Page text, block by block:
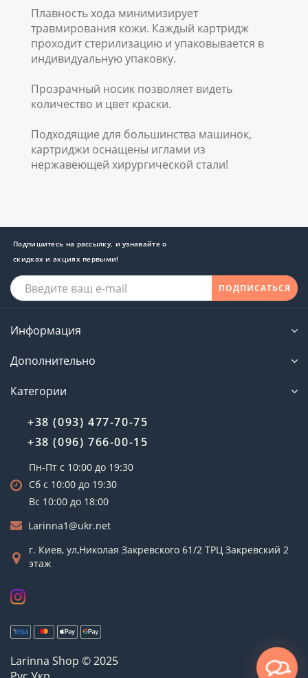
Плавность хода минимизирует
травмирования кожи. Каждый картридж
проходит стерилизацию и упаковывается в
индивидуальную упаковку.
Прозрачный носик позволяет видеть
количество и цвет краски.
Подходящие для большинства машинок,
картриджи оснащены иглами из
нержавеющей хирургической стали!
Подпишитесь на рассылку, и узнавайте о
скидках и акциях первыми!
ПОДПИСАТЬСЯ
Информация
Дополнительно
Категории
+38 (093) 477-70-75
+38 (096) 766-00-15
Пн-Пт с 10:00 до 19:30
Сб с 10:00 до 19:30
Вс 10:00 до 18:00
Larinna1@ukr.net
г. Киев, ул,Николая Закревского 61/2 ТРЦ Закревский 2
этаж
Larinna Shop © 2025